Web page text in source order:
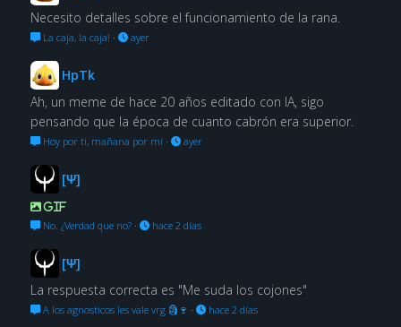
Necesito detalles sobre el funcionamiento de la rana.
La caja, la caja! · ayer
HpTk
Ah, un meme de hace 20 años editado con IA, sigo
pensando que la época de cuanto cabrón era superior.
Hoy por ti, mañana por mí· ayer
[Ψ]
GIF
No. ¿Verdad que no?· hace 2 días
[Ψ]
La respuesta correcta es "Me suda los cojones"
A los agnosticos les vale vrg 🗿🍷 · hace 2 días